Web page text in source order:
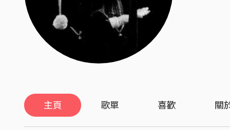
主頁 歌單 喜歡 關